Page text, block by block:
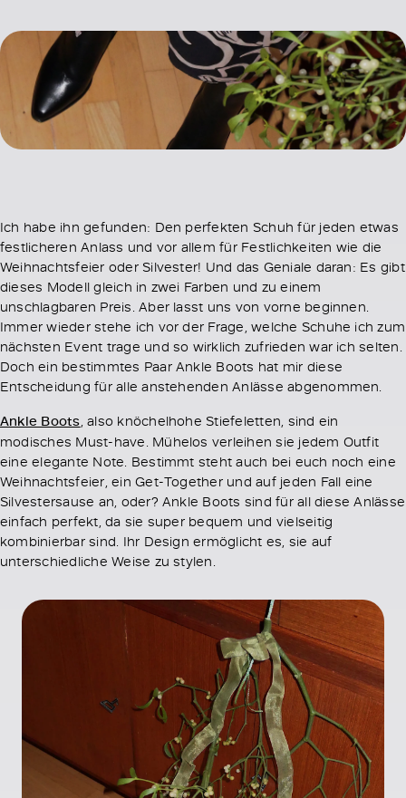
Ich habe ihn gefunden: Den perfekten Schuh für jeden etwas
festlicheren Anlass und vor allem für Festlichkeiten wie die
Weihnachtsfeier oder Silvester! Und das Geniale daran: Es gibt
dieses Modell gleich in zwei Farben und zu einem
unschlagbaren Preis. Aber lasst uns von vorne beginnen.
Immer wieder stehe ich vor der Frage, welche Schuhe ich zum
nächsten Event trage und so wirklich zufrieden war ich selten.
Doch ein bestimmtes Paar Ankle Boots hat mir diese
Entscheidung für alle anstehenden Anlässe abgenommen.
Ankle Boots , also knöchelhohe Stiefeletten, sind ein
modisches Must-have. Mühelos verleihen sie jedem Outfit
eine elegante Note. Bestimmt steht auch bei euch noch eine
Weihnachtsfeier, ein Get-Together und auf jeden Fall eine
Silvestersause an, oder? Ankle Boots sind für all diese Anlässe
einfach perfekt, da sie super bequem und vielseitig
kombinierbar sind. Ihr Design ermöglicht es, sie auf
unterschiedliche Weise zu stylen.